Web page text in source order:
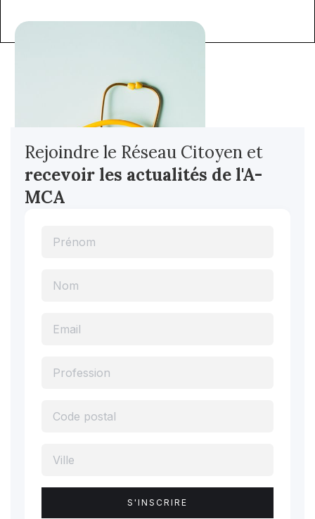
Rejoindre le Réseau Citoyen et
recevoir les actualités de l'A-
MCA